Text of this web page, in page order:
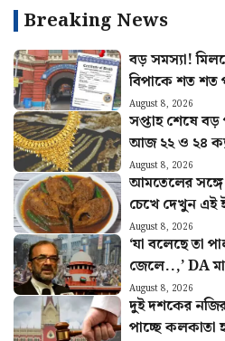
Breaking News
বড় সমস্যা!
বিপাকে শত শত
August 8, 2026
সপ্তাহ শেষে বড়
আজ ২২ ও ২৪
August 8, 2026
আমতেলের
চেখে দেখুন এই
August 8, 2026
‘যা বলেছে তা
জেলে..,’ DA
জানালেন
August 8, 2026
দুই দশকের
পাচ্ছে কলকাতা